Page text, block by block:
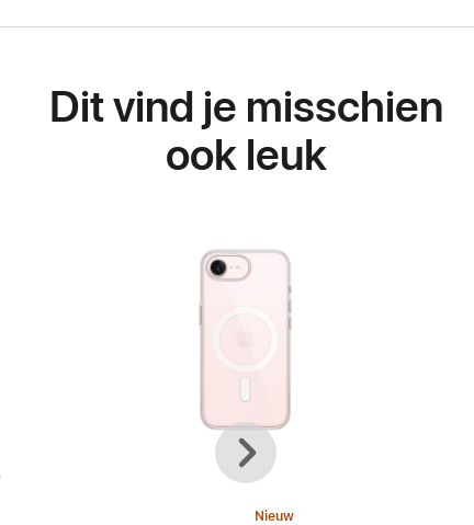
Dit vind je misschien
ook leuk
Nieuw
Vorige
Volgende